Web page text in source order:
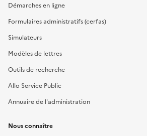
Démarches en ligne
Formulaires administratifs (cerfas)
Simulateurs
Modèles de lettres
Outils de recherche
Allo Service Public
Annuaire de l'administration
Nous connaître